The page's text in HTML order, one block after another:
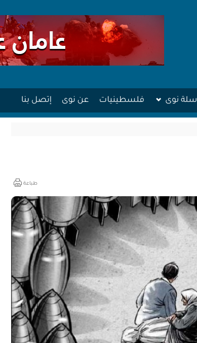
سلة نوى فلسطينيات عن نوى إتصل بنا
طباعة
مش وقته!!
ليس مطلوباً من الصحفي أن يكون مخططًا إستراتيجيًا
ليضع إستراتيجيات عملٍ للهيئات العامة، ولكن من حقه
سؤال من يضعون تلك الاستراتيجيات عن تفاصيلها،
وخططهم في حال حدوث السيناريوهات الأسوأ؟